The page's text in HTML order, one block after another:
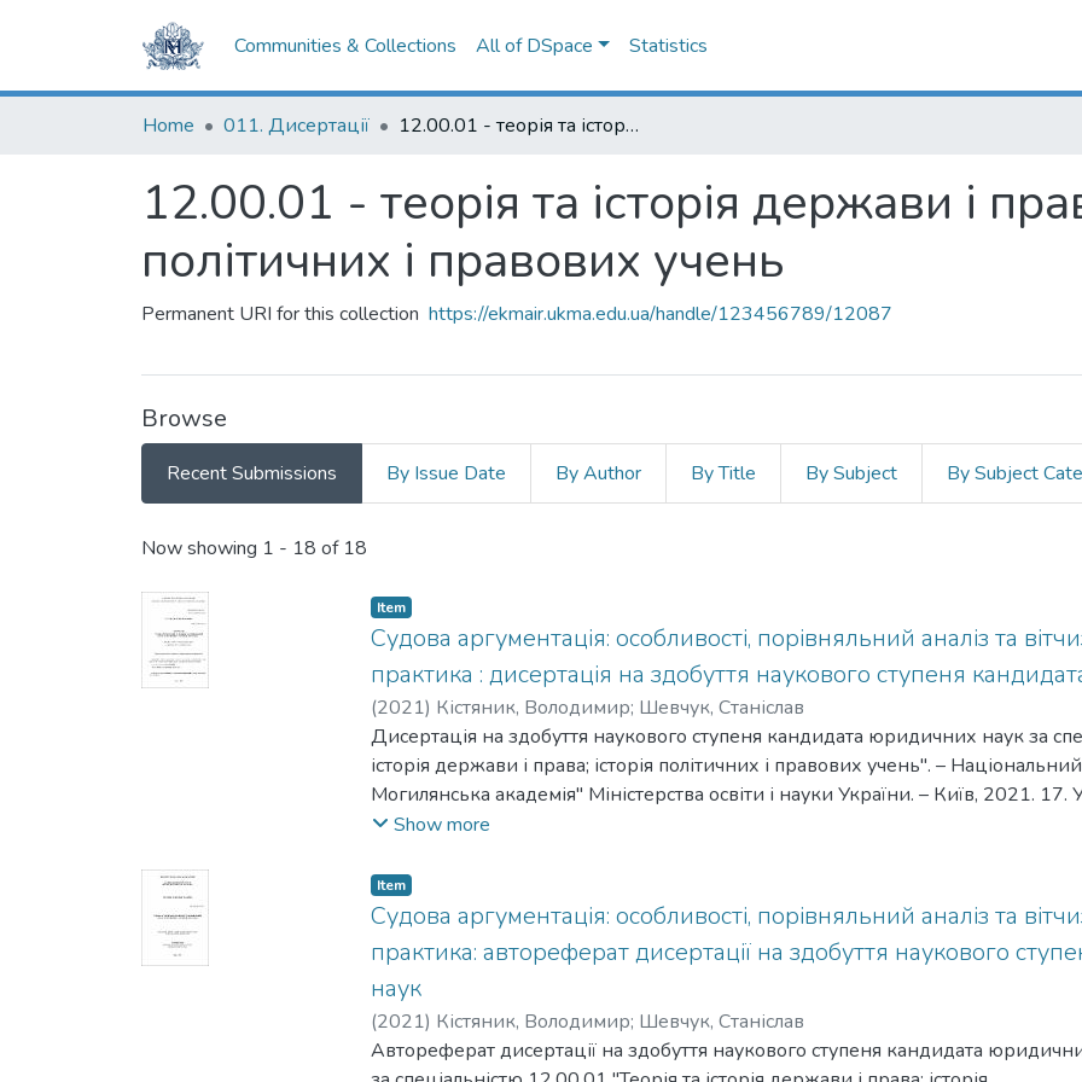
Communities & Collections All of DSpace Statistics
Home 011. Дисертації 12.00.01 - теорія та історія держави і права; історія політичних і правових учень
12.00.01 - теорія та історія держави і
політичних і правових учень
Permanent URI for this collection https://ekmair.ukma.edu.ua/handle/123456789/12087
Browse
Recent Submissions By Issue Date By Author By Title By Subject By Subject
Recent Submissions
Now showing 1 - 18 of 18
Item
Судова аргументація: особливості, порівняльний аналіз та
практика : дисертація на здобуття наукового ступеня
(2021) Кістяник, Володимир; Шевчук, Станіслав
Дисертація на здобуття наукового ступеня кандидата юридичних наук за
історія держави і права; історія політичних і правових учень". –
Могилянська академія" Міністерства освіти і науки України. – Київ, 2021. 17.
основного змісту дисертації. Дисертаційну роботу присвячено
характерні риси аргументації учасників судового процесу. Також у
судової аргументації в романо-германській та англосаксонській правових
аналізу аргументації рішень Федерального Конституційного Суду
людини та судів України. У розділі 1. "Історико-правові та
аргументації" за допомогою історичного методу виокремлені такі періоди
античний, середньовічний, новий і новітній. Методом порівняльного аналізу
аргументації в системі юридичної аргументації. За допомогою
Show more
Item
Судова аргументація: особливості, порівняльний аналіз та
практика: автореферат дисертації на здобуття наукового
наук
(2021) Кістяник, Володимир; Шевчук, Станіслав
Автореферат дисертації на здобуття наукового ступеня кандидата